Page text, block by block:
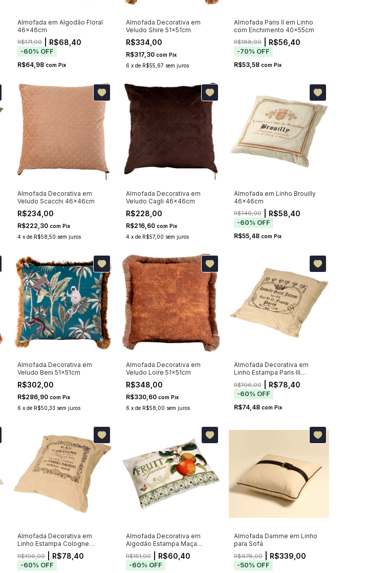
Almofada em Algodão Floral
46x46cm
R$171,00| R$68,40
-60% OFF
R$64,98com Pix
Almofada Decorativa em
Veludo Shire 51x51cm
R$334,00
R$317,30 com Pix
6 x de R$55,67 sem juros
Almofada Paris II em Linho
com Enchimento 40x55cm
R$188,00| R$56,40
-70% OFF
R$53,58 com Pix
Almofada Decorativa em
Veludo Scacchi 46x46cm
R$234,00
R$222,30com Pix
4 xde R$58,50 sem juros
Almofada Decorativa em
Veludo Cagli 46x46cm
R$228,00
R$216,60 com Pix
4 x de R$57,00 sem juros
Almofada em Linho Brouilly
46x46cm
R$146,00| R$58,40
-60% OFF
R$55,48 com Pix
Almofada Decorativa em
Veludo Beni 51x51cm
R$302,00
R$286,90com Pix
6 xde R$50,33 sem juros
Almofada Decorativa em
Veludo Loire 51x51cm
R$348,00
R$330,60 com Pix
6 x de R$58,00 sem juros
Almofada Decorativa em
Linho Estampa Paris III
R$196,00| R$78,40
-60% OFF
R$74,48 com Pix
Almofada Decorativa em
Linho Estampa Cologne
R$196,00| R$78,40
-60% OFF
Almofada Decorativa em
Algodão Estampa Maça
55x40cm
R$151,00| R$60,40
-60% OFF
Almofada Damme em Linho
para Sofá
R$678,00| R$339,00
-50% OFF